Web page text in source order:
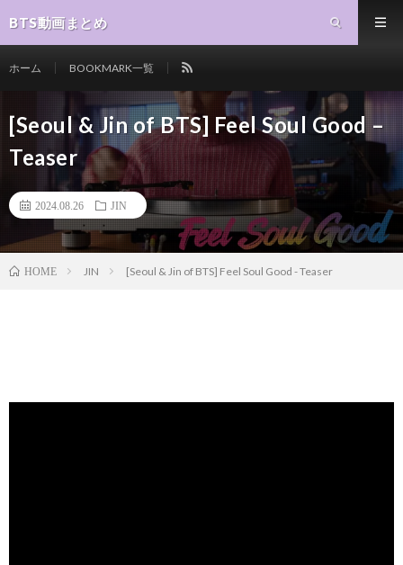
BTS動画まとめ
ホーム BOOKMARK一覧
[Seoul & Jin of BTS] Feel Soul Good –
Teaser
2024.08.26 JIN
HOME JIN [Seoul & Jin of BTS] Feel Soul Good - Teaser